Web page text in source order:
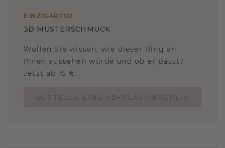
EINZIGARTIG !
3D MUSTERSCHMUCK
Wollen Sie wissen, wie dieser Ring an
Ihnen aussehen würde und ob er passt?
Jetzt ab 15 €.